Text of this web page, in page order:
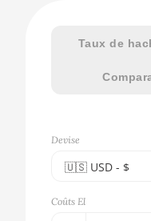
Taux de
Devise
🇺🇸ㅤ USD - $
🇪🇺ㅤ EUR - €
Coûts El